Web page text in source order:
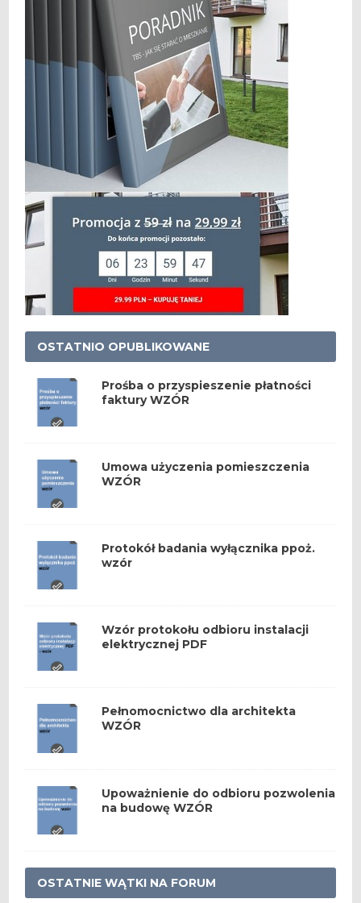
OSTATNIO OPUBLIKOWANE
Prośba o przyspieszenie płatności
faktury WZÓR
Umowa użyczenia pomieszczenia
WZÓR
Protokół badania wyłącznika ppoż.
wzór
Wzór protokołu odbioru instalacji
elektrycznej PDF
Pełnomocnictwo dla architekta
WZÓR
Upoważnienie do odbioru pozwolenia
na budowę WZÓR
OSTATNIE WĄTKI NA FORUM